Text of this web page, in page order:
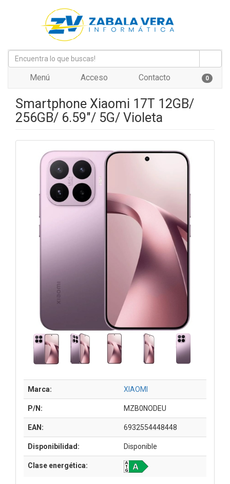
Menú Acceso Contacto 0
Smartphone Xiaomi 17T 12GB/
256GB/ 6.59"/ 5G/ Violeta
Marca: XIAOMI
P/N: MZB0NODEU
EAN: 6932554448448
Disponibilidad: Disponible
Clase energética: